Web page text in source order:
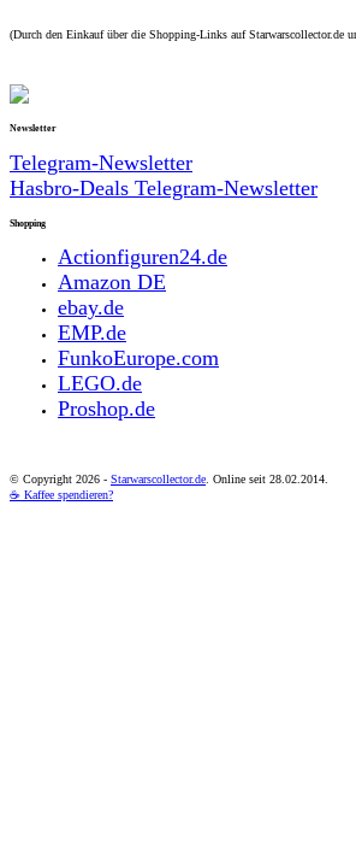
(Durch den Einkauf über die Shopping-Links auf Starwarscollector.de
Newsletter
Telegram-Newsletter
Hasbro-Deals Telegram-Newsletter
Shopping
Actionfiguren24.de
Amazon DE
ebay.de
EMP.de
FunkoEurope.com
LEGO.de
Proshop.de
© Copyright 2026 - Starwarscollector.de. Online seit 28.02.2014.
☕ Kaffee spendieren?